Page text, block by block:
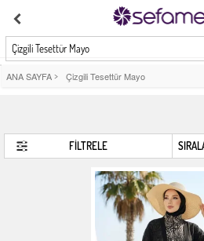
Çizgili Tesettür Mayo
ANA SAYFA > Çizgili Tesettür Mayo
FİLTRELE